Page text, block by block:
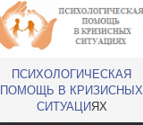
ПСИХОЛОГИЧЕСКАЯ
ПОМОЩЬ В КРИЗИСНЫХ
СИТУАЦИЯХ